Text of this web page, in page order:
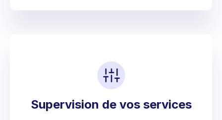
Supervision de vos services